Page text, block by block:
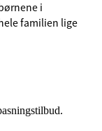
i
familien lige